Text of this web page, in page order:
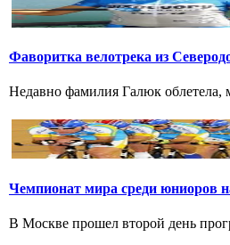
Фаворитка велотрека из
Недавно фамилия Галюк облетела,
Чемпионат мира среди юниоров
В Москве прошел второй день